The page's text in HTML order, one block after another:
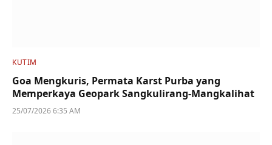
KUTIM
Goa Mengkuris, Permata Karst Purba yang
Memperkaya Geopark Sangkulirang-Mangkalihat
25/07/2026 6:35 AM